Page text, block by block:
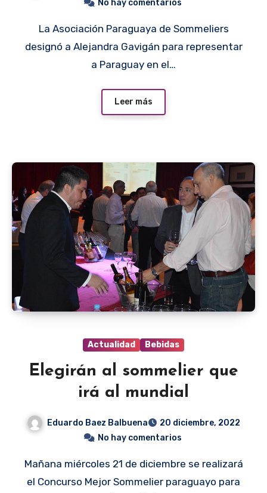
No hay comentarios
La Asociación Paraguaya de Sommeliers
designó a Alejandra Gavigán para representar
a Paraguay en el…
Leer más
Actualidad Bebidas
Elegirán al sommelier que
irá al mundial
Eduardo Baez Balbuena
20 diciembre, 2022
No hay comentarios
Mañana miércoles 21 de diciembre se realizará
el Concurso Mejor Sommelier paraguayo para